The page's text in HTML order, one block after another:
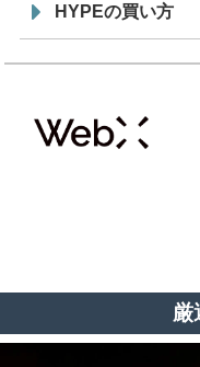
HYPEの買い方
厳